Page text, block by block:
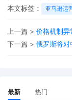
通过FBM Ship+，
可将订单升级为快
西班牙）和日本站
本文标签：
亚马逊运
上一篇 > 价格机制异
下一篇 > 俄罗斯将对
最新 热门